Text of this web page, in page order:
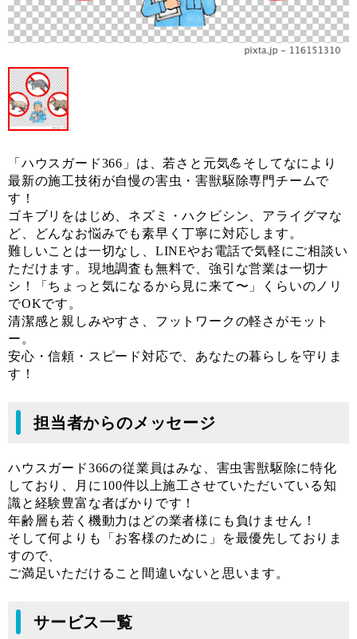
「ハウスガード366」は、若さと元気💪そしてなにより
最新の施工技術が自慢の害虫・害獣駆除専門チームで
す！
ゴキブリをはじめ、ネズミ・ハクビシン、アライグマな
ど、どんなお悩みでも素早く丁寧に対応します。
難しいことは一切なし、LINEやお電話で気軽にご相談い
ただけます。現地調査も無料で、強引な営業は一切ナ
シ！「ちょっと気になるから見に来て〜」くらいのノリ
でOKです。
清潔感と親しみやすさ、フットワークの軽さがモット
ー。
安心・信頼・スピード対応で、あなたの暮らしを守りま
す！
担当者からのメッセージ
ハウスガード366の従業員はみな、害虫害獣駆除に特化
しており、月に100件以上施工させていただいている知
識と経験豊富な者ばかりです！
年齢層も若く機動力はどの業者様にも負けません！
そして何よりも「お客様のために」を最優先しておりま
すので、
ご満足いただけること間違いないと思います。
サービス一覧